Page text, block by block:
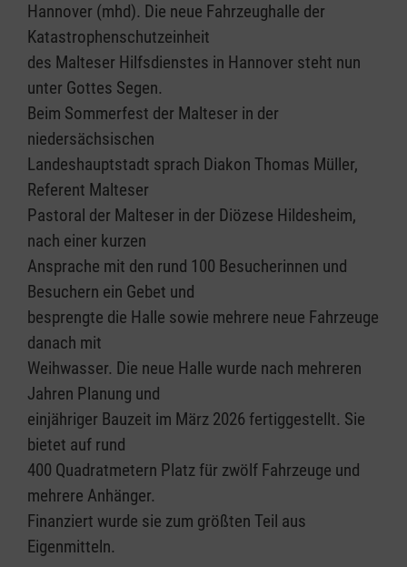
Hannover (mhd). Die neue Fahrzeughalle der
Katastrophenschutzeinheit
des Malteser Hilfsdienstes in Hannover steht nun
unter Gottes Segen.
Beim Sommerfest der Malteser in der
niedersächsischen
Landeshauptstadt sprach Diakon Thomas Müller,
Referent Malteser
Pastoral der Malteser in der Diözese Hildesheim,
nach einer kurzen
Ansprache mit den rund 100 Besucherinnen und
Besuchern ein Gebet und
besprengte die Halle sowie mehrere neue Fahrzeuge
danach mit
Weihwasser. Die neue Halle wurde nach mehreren
Jahren Planung und
einjähriger Bauzeit im März 2026 fertiggestellt. Sie
bietet auf rund
400 Quadratmetern Platz für zwölf Fahrzeuge und
mehrere Anhänger.
Finanziert wurde sie zum größten Teil aus
Eigenmitteln.